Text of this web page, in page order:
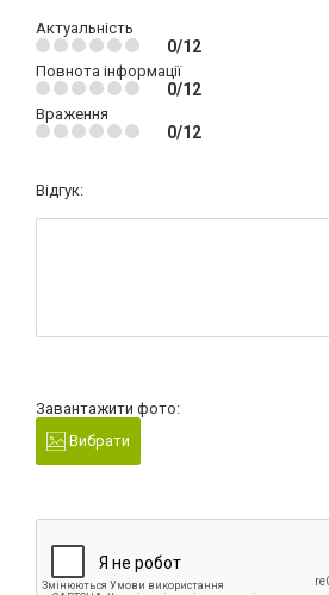
Актуальність
0/12
Повнота інформації
0/12
Враження
0/12
Відгук:
Завантажити фото:
Вибрати